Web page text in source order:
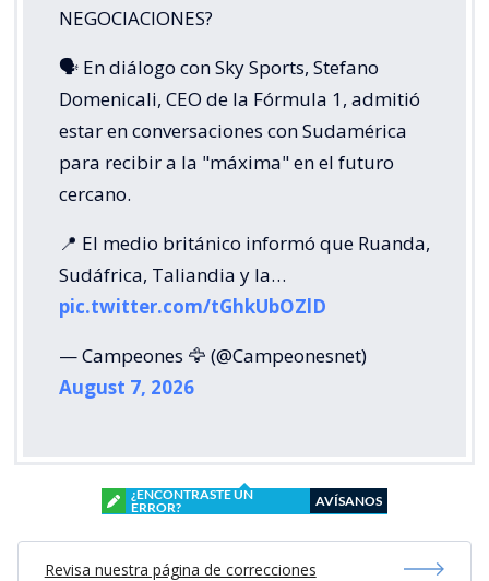
NEGOCIACIONES?
🗣️ En diálogo con Sky Sports, Stefano
Domenicali, CEO de la Fórmula 1, admitió
estar en conversaciones con Sudamérica
para recibir a la "máxima" en el futuro
cercano.
📍 El medio británico informó que Ruanda,
Sudáfrica, Taliandia y la…
pic.twitter.com/tGhkUbOZlD
— Campeones 🦅 (@Campeonesnet)
August 7, 2026
¿ENCONTRASTE UN
ERROR?
AVÍSANOS
Revisa nuestra página de correcciones